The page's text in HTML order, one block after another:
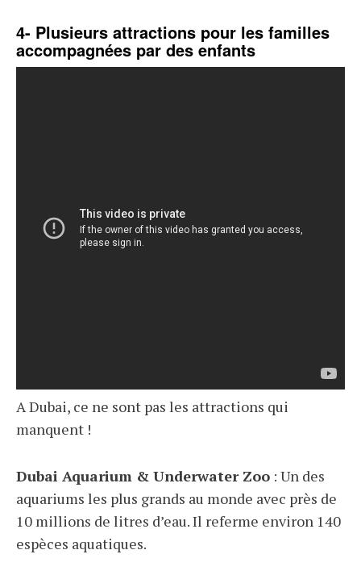
4- Plusieurs attractions pour les familles
accompagnées par des enfants
A Dubai, ce ne sont pas les attractions qui
manquent !
Dubai Aquarium & Underwater Zoo : Un des
aquariums les plus grands au monde avec près de
10 millions de litres d’eau. Il referme environ 140
espèces aquatiques.